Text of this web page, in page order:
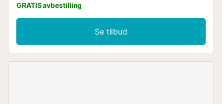
du kan nyte panoramautsikten over øyas vulkanske
landskap og den varme kanariske solen. I tillegg har du
tilgang til et felles svømmebasseng hvor du kan forfriske
deg og slappe av i solrike dager. Interiøret i duplekset er
elegant innredet og utstyrt med alle moderne
GRATIS avbestilling
Se tilbud